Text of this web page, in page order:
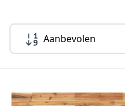
Aanbevolen